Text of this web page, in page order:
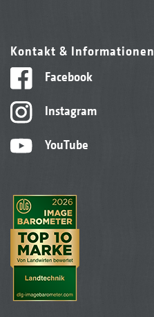
Kontakt & Informationen
Facebook
Instagram
YouTube